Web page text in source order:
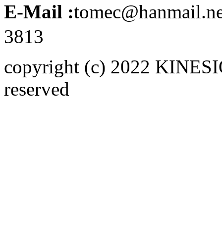
E-Mail :
3813
copyright (c) 2022
reserved